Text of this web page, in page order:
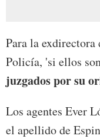
Para la
Policía, 'si ellos
juzgados por su
Los agentes Ever
el apellido de